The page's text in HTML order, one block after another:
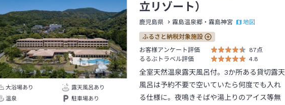
大浴場あり
露天風呂あり
温泉
駐車場あり
立リゾート）
鹿児島県 霧島温泉郷・霧島神宮 地図
ふるさと納税対象施設
お客様アンケート評価
87点
るるぶトラベル評価
4.8
全室天然温泉露天風呂付。3か所ある貸切露天
風呂は予約不要で空いていたら何度でも入れ
る仕様に。夜鳴きそばや湯上りのアイス等無